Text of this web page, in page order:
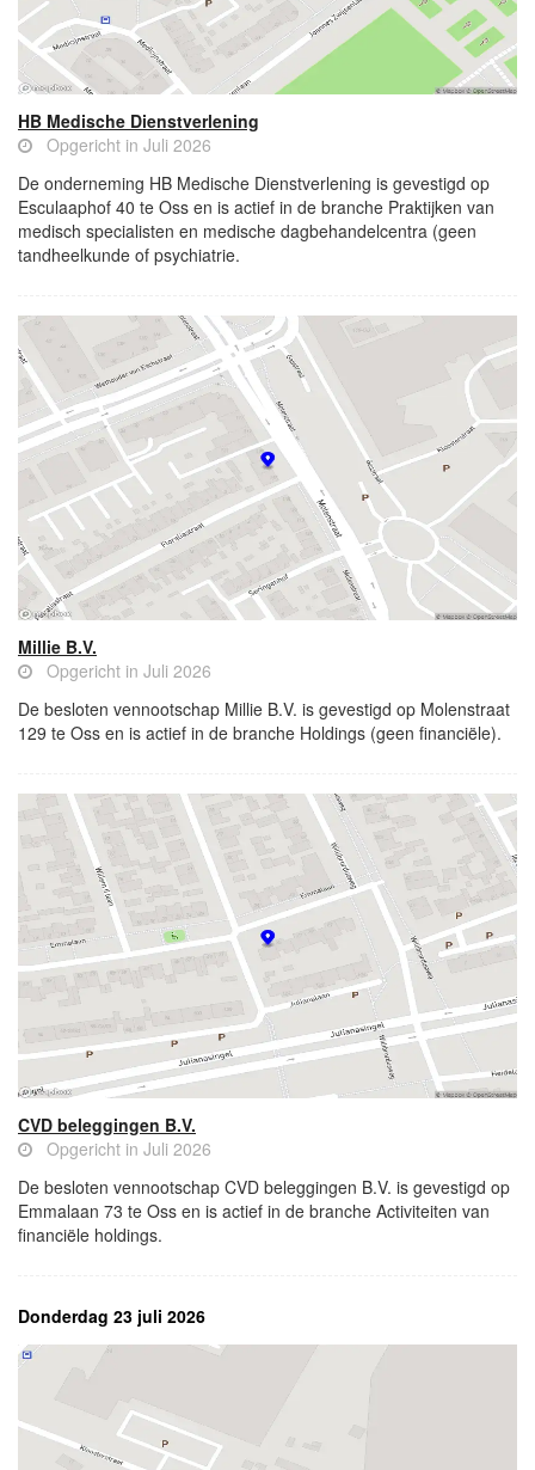
HB Medische Dienstverlening
Opgericht in Juli 2026
De onderneming HB Medische Dienstverlening is gevestigd op
Esculaaphof 40 te Oss en is actief in de branche Praktijken van
medisch specialisten en medische dagbehandelcentra (geen
tandheelkunde of psychiatrie.
Millie B.V.
Opgericht in Juli 2026
De besloten vennootschap Millie B.V. is gevestigd op Molenstraat
129 te Oss en is actief in de branche Holdings (geen financiële).
CVD beleggingen B.V.
Opgericht in Juli 2026
De besloten vennootschap CVD beleggingen B.V. is gevestigd op
Emmalaan 73 te Oss en is actief in de branche Activiteiten van
financiële holdings.
Donderdag 23 juli 2026